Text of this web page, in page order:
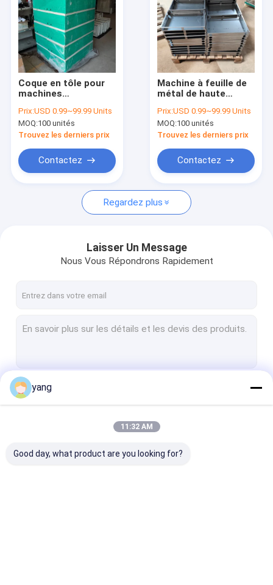
Vidéos
A propos de nous
Visite d'usine
Contact
nouvelles
Demande de soumission
boîte électrique en tôle
Coque en tôle
Tôle emboutissant des pièces
Coque en tôle pour
machines
revêtement en
poudre et options
personnalisables
Prix:USD 0.99~99.99 Units
MOQ:100 unités
Trouvez les derniers prix
Contactez
Machine à feuille de
métal de haute
les applications de
feuille d'acier
laminée à froid et
Prix:USD 0.99~99.99 Units
MOQ:100 unités
Trouvez les derniers prix
Contactez
Regardez plus
Laisser Un Message
Nous Vous Répondrons Rapidement
yang
11:32 AM
Good day, what product are you looking for?